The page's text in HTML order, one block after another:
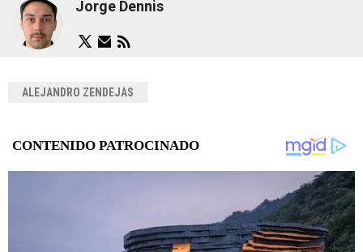
Jorge Dennis
ALEJANDRO ZENDEJAS